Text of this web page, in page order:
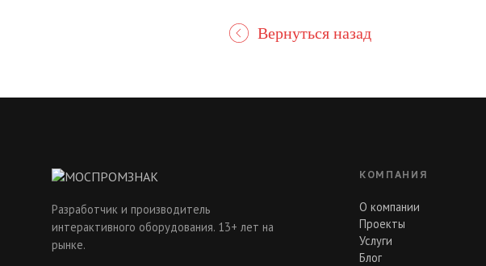
Вернуться назад
Разработчик и производитель
интерактивного оборудования. 13+ лет на
рынке.
КОМПАНИЯ
О компании
Проекты
Услуги
Блог